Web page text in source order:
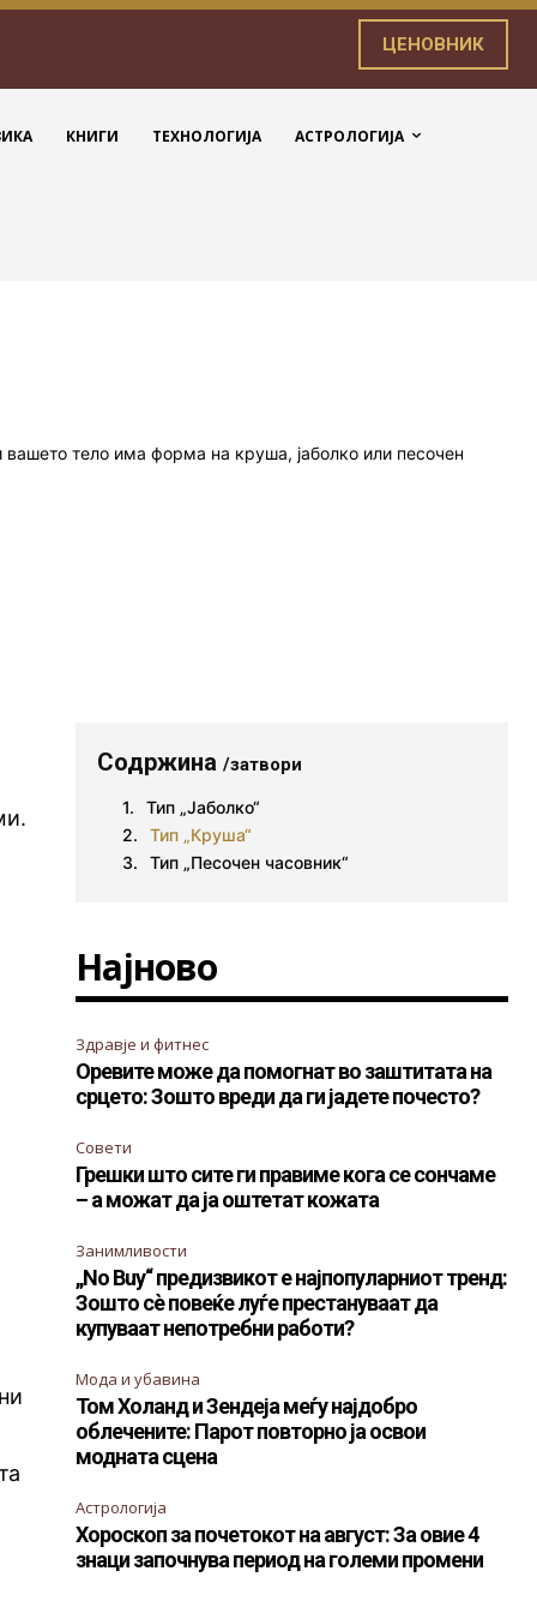
ЦЕНОВНИК
КНИГИ ТЕХНОЛОГИЈА АСТРОЛОГИЈА
Содржина/затвори
Тип „Јаболко“
Тип „Круша“
Тип „Песочен часовник“
Најново
Здравје и фитнес
Оревите може да помогнат во заштитата на
срцето: Зошто вреди да ги јадете почесто?
Совети
Грешки што сите ги правиме кога се сончаме
– а можат да ја оштетат кожата
Занимливости
„No Buy“ предизвикот е најпопуларниот тренд:
Зошто сè повеќе луѓе престануваат да
купуваат непотребни работи?
Мода и убавина
Том Холанд и Зендеја меѓу најдобро
облечените: Парот повторно ја освои
модната сцена
Астрологија
Хороскоп за почетокот на август: За овие 4
знаци започнува период на големи промени